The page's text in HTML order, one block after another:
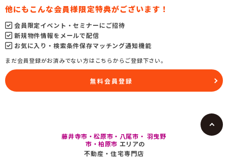
他にもこんな会員様限定特典がございます！
会員限定イベント・セミナーにご招待
新規物件情報をメールで配信
お気に入り・検索条件保存マッチング通知機能
まだ会員登録がお済みでない方はこちらからご登録下さい。
無料会員登録
藤井寺市・松原市・八尾市・ 羽曳野
市・柏原市 エリアの
不動産・住宅専門店